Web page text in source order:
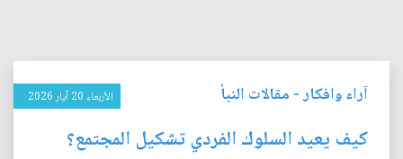
آراء وافكار- مقالات النبأ الأربعاء 20 آيار 2026
كيف يعيد السلوك الفردي تشكيل المجتمع؟